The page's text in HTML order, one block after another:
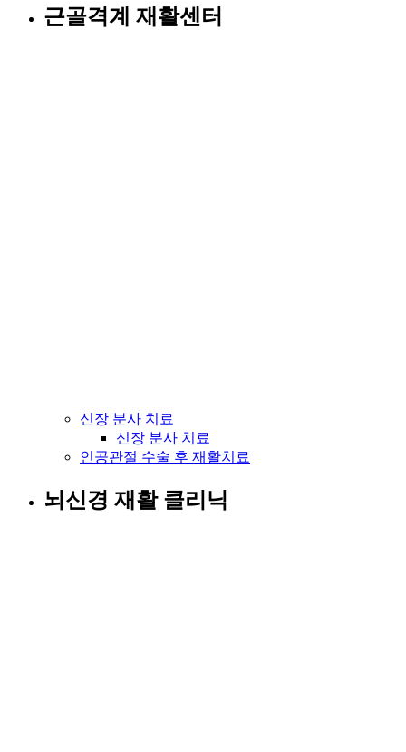
근골격계 재활센터
신장 분사 치료
신장 분사 치료
인공관절 수술 후 재활치료
뇌신경 재활 클리닉